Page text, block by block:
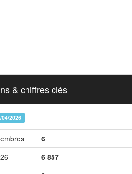
& chiffres clés
2026
6
6 857